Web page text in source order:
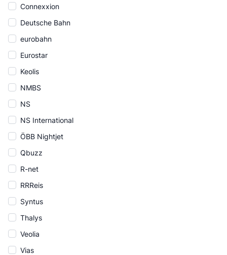
Connexxion
Deutsche Bahn
eurobahn
Eurostar
Keolis
NMBS
NS
NS International
ÖBB Nightjet
Qbuzz
R-net
RRReis
Syntus
Thalys
Veolia
Vias